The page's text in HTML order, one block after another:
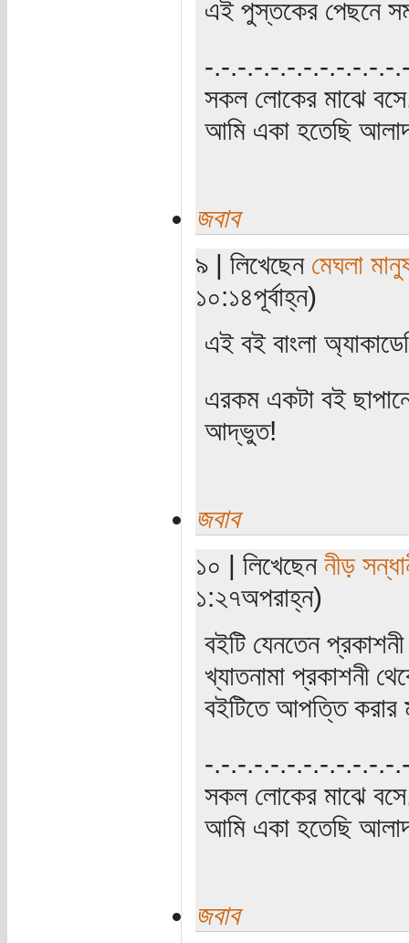
এই পুস্তকের পেছনে
‍‌-.-.-.-.-.-.-.-.-.-.-.-
সকল লোকের মাঝে
আমি একা হতেছি
জবাব
৯ | লিখেছেন মেঘলা
১০:১৪পূর্বাহ্ন)
এই বই বাংলা
এরকম একটা বই
আদ্ভুত!
জবাব
১০ | লিখেছেন নীড়
১:২৭অপরাহ্ন)
বইটি যেনতেন
খ্যাতনামা প্রকাশনী
বইটিতে আপত্তি
‍‌-.-.-.-.-.-.-.-.-.-.-.-
সকল লোকের মাঝে
আমি একা হতেছি
জবাব